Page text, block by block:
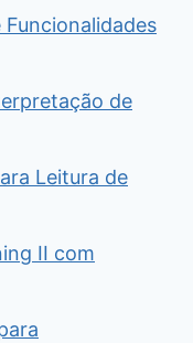
de
Leitura de
II com